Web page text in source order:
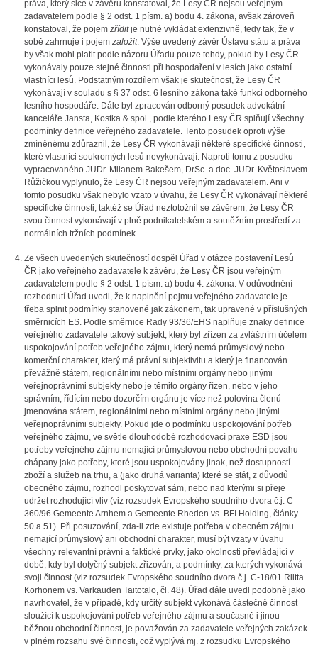
práva, který sice v závěru konstatoval, že Lesy ČR nejsou veřejným
zadavatelem podle § 2 odst. 1 písm. a) bodu 4. zákona, avšak zároveň
konstatoval, že pojem zříditje nutné vykládat extenzivně, tedy tak, že v
sobě zahrnuje i pojem založit. Výše uvedený závěr Ústavu státu a práva
by však mohl platit podle názoru Úřadu pouze tehdy, pokud by Lesy ČR
vykonávaly pouze stejné činnosti při hospodaření v lesích jako ostatní
vlastníci lesů. Podstatným rozdílem však je skutečnost, že Lesy ČR
vykonávají v souladu s § 37 odst. 6 lesního zákona také funkci odborného
lesního hospodáře. Dále byl zpracován odborný posudek advokátní
kanceláře Jansta, Kostka & spol., podle kterého Lesy ČR splňují všechny
podmínky definice veřejného zadavatele. Tento posudek oproti výše
zmíněnému zdůraznil, že Lesy ČR vykonávají některé specifické činnosti,
které vlastníci soukromých lesů nevykonávají. Naproti tomu z posudku
vypracovaného JUDr. Milanem Bakešem, DrSc. a doc. JUDr. Květoslavem
Růžičkou vyplynulo, že Lesy ČR nejsou veřejným zadavatelem. Ani v
tomto posudku však nebylo vzato v úvahu, že Lesy ČR vykonávají některé
specifické činnosti, taktéž se Úřad neztotožnil se závěrem, že Lesy ČR
svou činnost vykonávají v plně podnikatelském a soutěžním prostředí za
normálních tržních podmínek.
Ze všech uvedených skutečností dospěl Úřad v otázce postavení Lesů
ČR jako veřejného zadavatele k závěru, že Lesy ČR jsou veřejným
zadavatelem podle § 2 odst. 1 písm. a) bodu 4. zákona. V odůvodnění
rozhodnutí Úřad uvedl, že k naplnění pojmu veřejného zadavatele je
třeba splnit podmínky stanovené jak zákonem, tak upravené v příslušných
směrnicích ES. Podle směrnice Rady 93/36/EHS naplňuje znaky definice
veřejného zadavatele takový subjekt, který byl zřízen za zvláštním účelem
uspokojování potřeb veřejného zájmu, který nemá průmyslový nebo
komerční charakter, který má právní subjektivitu a který je financován
převážně státem, regionálními nebo místními orgány nebo jinými
veřejnoprávními subjekty nebo je těmito orgány řízen, nebo v jeho
správním, řídícím nebo dozorčím orgánu je více než polovina členů
jmenována státem, regionálními nebo místními orgány nebo jinými
veřejnoprávními subjekty. Pokud jde o podmínku uspokojování potřeb
veřejného zájmu, ve světle dlouhodobé rozhodovací praxe ESD jsou
potřeby veřejného zájmu nemající průmyslovou nebo obchodní povahu
chápany jako potřeby, které jsou uspokojovány jinak, než dostupností
zboží a služeb na trhu, a (jako druhá varianta) které se stát, z důvodů
obecného zájmu, rozhodl poskytovat sám, nebo nad kterými si přeje
udržet rozhodující vliv (viz rozsudek Evropského soudního dvora č.j. C
360/96 Gemeente Arnhem a Gemeente Rheden vs. BFI Holding, články
50 a 51). Při posuzování, zda-li zde existuje potřeba v obecném zájmu
nemající průmyslový ani obchodní charakter, musí být vzaty v úvahu
všechny relevantní právní a faktické prvky, jako okolnosti převládající v
době, kdy byl dotyčný subjekt zřizován, a podmínky, za kterých vykonává
svoji činnost (viz rozsudek Evropského soudního dvora č.j. C-18/01 Riitta
Korhonem vs. Varkauden Taitotalo, čl. 48). Úřad dále uvedl podobně jako
navrhovatel, že v případě, kdy určitý subjekt vykonává částečně činnost
sloužící k uspokojování potřeb veřejného zájmu a současně i jinou
běžnou obchodní činnost, je považován za zadavatele veřejných zakázek
v plném rozsahu své činnosti, což vyplývá mj. z rozsudku Evropského